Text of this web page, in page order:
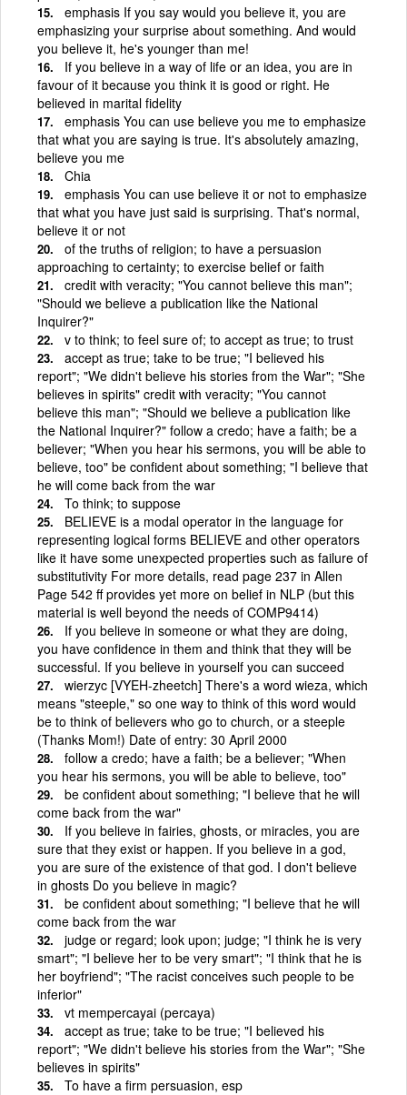
emphasis If you say would you believe it, you are
emphasizing your surprise about something. And would
you believe it, he's younger than me!
If you believe in a way of life or an idea, you are in
favour of it because you think it is good or right. He
believed in marital fidelity
emphasis You can use believe you me to emphasize
that what you are saying is true. It's absolutely amazing,
believe you me
Chia
emphasis You can use believe it or not to emphasize
that what you have just said is surprising. That's normal,
believe it or not
of the truths of religion; to have a persuasion
approaching to certainty; to exercise belief or faith
credit with veracity; "You cannot believe this man";
"Should we believe a publication like the National
Inquirer?"
v to think; to feel sure of; to accept as true; to trust
accept as true; take to be true; "I believed his
report"; "We didn't believe his stories from the War"; "She
believes in spirits" credit with veracity; "You cannot
believe this man"; "Should we believe a publication like
the National Inquirer?" follow a credo; have a faith; be a
believer; "When you hear his sermons, you will be able to
believe, too" be confident about something; "I believe that
he will come back from the war
To think; to suppose
BELIEVE is a modal operator in the language for
representing logical forms BELIEVE and other operators
like it have some unexpected properties such as failure of
substitutivity For more details, read page 237 in Allen
Page 542 ff provides yet more on belief in NLP (but this
material is well beyond the needs of COMP9414)
If you believe in someone or what they are doing,
you have confidence in them and think that they will be
successful. If you believe in yourself you can succeed
wierzyc [VYEH-zheetch] There's a word wieza, which
means "steeple," so one way to think of this word would
be to think of believers who go to church, or a steeple
(Thanks Mom!) Date of entry: 30 April 2000
follow a credo; have a faith; be a believer; "When
you hear his sermons, you will be able to believe, too"
be confident about something; "I believe that he will
come back from the war"
If you believe in fairies, ghosts, or miracles, you are
sure that they exist or happen. If you believe in a god,
you are sure of the existence of that god. I don't believe
in ghosts Do you believe in magic?
be confident about something; "I believe that he will
come back from the war
judge or regard; look upon; judge; "I think he is very
smart"; "I believe her to be very smart"; "I think that he is
her boyfriend"; "The racist conceives such people to be
inferior"
vt mempercayai (percaya)
accept as true; take to be true; "I believed his
report"; "We didn't believe his stories from the War"; "She
believes in spirits"
To have a firm persuasion, esp